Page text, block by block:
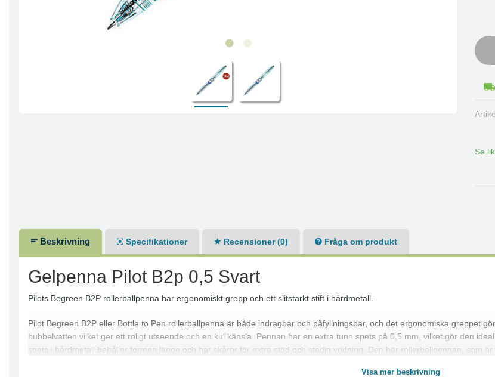
Se
Beskrivning Specifikationer Recensioner (0) Fråga om produkt
Gelpenna Pilot B2p 0,5 Svart
Pilots Begreen B2P rollerballpenna har ergonomiskt grepp och ett slitstarkt stift i hårdmetall.
Pilot Begreen B2P eller Bottle to Pen rollerballpenna är både indragbar och påfyllningsbar, och det ergonomiska greppet
bubbelvatten vilket ger ett roligt utseende och en kul känsla. Pennan har en extra tunn spets på 0,5 mm, vilket gör den
spets i hårdmetall behåller formen länge och har skåror för extra stöd och stadig vridning. Den här rollerballpennan, som
Visa mer beskrivning